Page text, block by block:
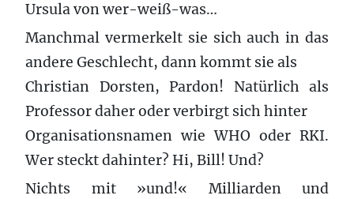
Ursula von wer-weiß-was…
Manchmal vermerkelt sie sich auch in das
andere Geschlecht, dann kommt sie als
Christian Dorsten, Pardon! Natürlich als
Professor daher oder verbirgt sich hinter
Organisationsnamen wie WHO oder RKI.
Wer steckt dahinter? Hi, Bill! Und?
Nichts mit »und!« Milliarden und